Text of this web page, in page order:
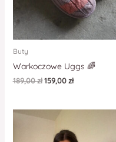
Buty
Warkoczowe Uggs 🌈
189,00zł 159,00zł